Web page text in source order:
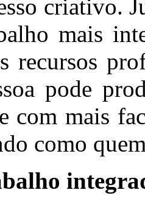
criativo.
mais
recursos
pode
com mais
como